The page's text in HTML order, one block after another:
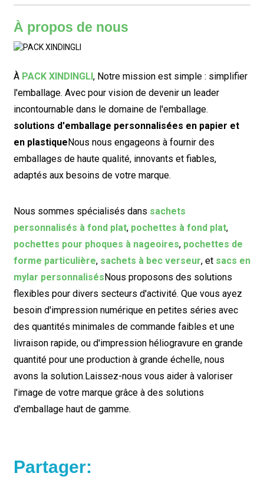
À propos de nous
À PACK XINDINGLI, Notre mission est simple : simplifier
l'emballage. Avec pour vision de devenir un leader
incontournable dans le domaine de l'emballage.
solutions d'emballage personnalisées en papier et
en plastiqueNous nous engageons à fournir des
emballages de haute qualité, innovants et fiables,
adaptés aux besoins de votre marque.
Nous sommes spécialisés dans sachets
personnalisés à fond plat, pochettes à fond plat,
pochettes pour phoques à nageoires, pochettes de
forme particulière, sachets à bec verseur, et sacs en
mylar personnalisésNous proposons des solutions
flexibles pour divers secteurs d'activité. Que vous ayez
besoin d'impression numérique en petites séries avec
des quantités minimales de commande faibles et une
livraison rapide, ou d'impression héliogravure en grande
quantité pour une production à grande échelle, nous
avons la solution.Laissez-nous vous aider à valoriser
l'image de votre marque grâce à des solutions
d'emballage haut de gamme.
Partager: